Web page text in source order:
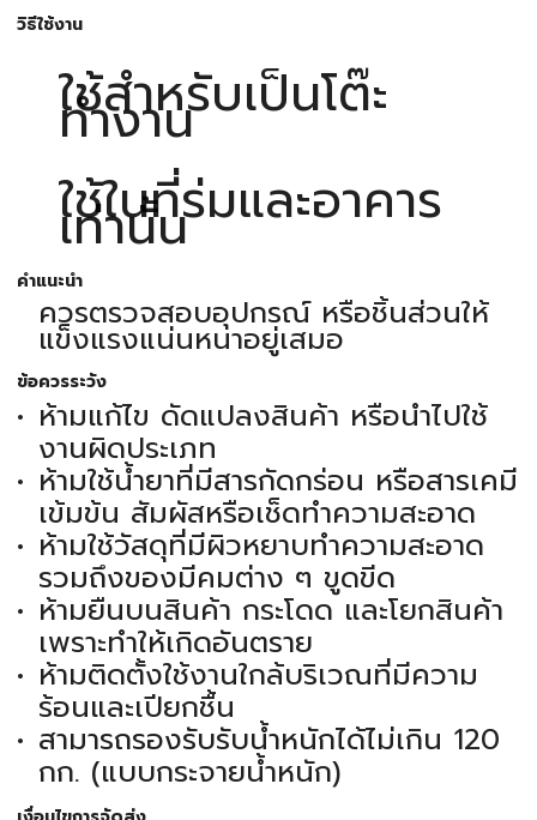
วิธีใช้งาน
ใช้สำหรับเป็นโต๊ะ
ทำงาน
ใช้ในที่ร่มและอาคาร
เท่านั้น
คำแนะนำ
ควรตรวจสอบอุปกรณ์ หรือชิ้นส่วนให้
แข็งแรงแน่นหนาอยู่เสมอ
ข้อควรระวัง
ห้ามแก้ไข ดัดแปลงสินค้า หรือนำไปใช้
งานผิดประเภท
ห้ามใช้น้ำยาที่มีสารกัดกร่อน หรือสารเคมี
เข้มข้น สัมผัสหรือเช็ดทำความสะอาด
ห้ามใช้วัสดุที่มีผิวหยาบทำความสะอาด
รวมถึงของมีคมต่าง ๆ ขูดขีด
ห้ามยืนบนสินค้า กระโดด และโยกสินค้า
เพราะทำให้เกิดอันตราย
ห้ามติดตั้งใช้งานใกล้บริเวณที่มีความ
ร้อนและเปียกชื้น
สามารถรองรับรับน้ำหนักได้ไม่เกิน 120
กก. (แบบกระจายน้ำหนัก)